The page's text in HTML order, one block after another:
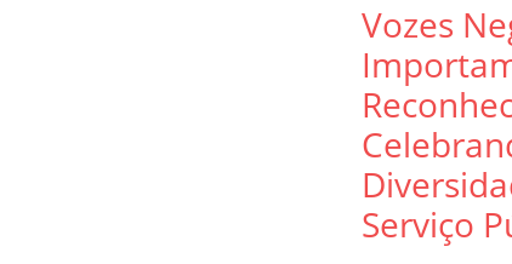
Vozes
Serviço